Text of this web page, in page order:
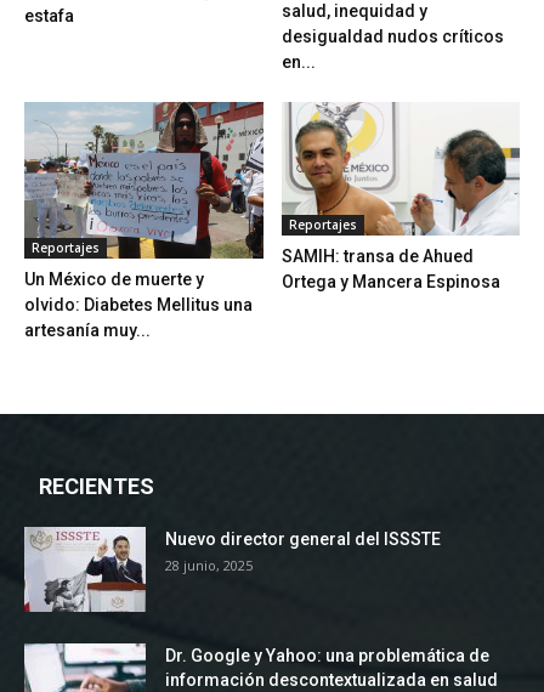
estafa
salud, inequidad y
desigualdad nudos críticos
en...
Reportajes
Un México de muerte y
olvido: Diabetes Mellitus una
artesanía muy...
Reportajes
SAMIH: transa de Ahued
Ortega y Mancera Espinosa
RECIENTES
Nuevo director general del ISSSTE
28 junio, 2025
Dr. Google y Yahoo: una problemática de
información descontextualizada en salud